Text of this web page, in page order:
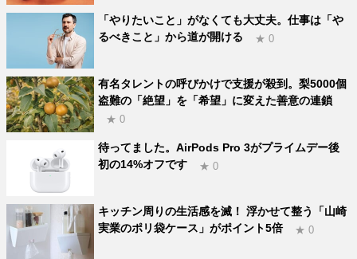
「やりたいこと」がなくても大丈夫。仕事は「や
るべきこと」から道が開ける
★ 0
有名タレントの呼びかけで支援が殺到。梨5000個
盗難の「絶望」を「希望」に変えた善意の連鎖
★ 0
待ってました。AirPods Pro 3がプライムデー後
初の14%オフです
★ 0
キッチン周りの生活感を滅！ 浮かせて整う「山崎
実業のポリ袋ケース」がポイント5倍
★ 0